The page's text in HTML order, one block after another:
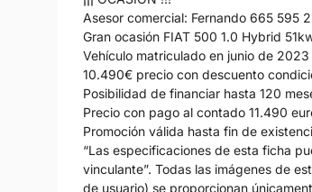
Asesor comercial: Fernando 665 595
Gran ocasión FIAT 500 1.0 Hybrid
Vehículo matriculado en junio de
10.490€ precio con descuento
Posibilidad de financiar hasta 120
Precio con pago al contado 11.490
Promoción válida hasta fin de
“Las especificaciones de esta ficha
vinculante”. Todas las imágenes de
de usuario) se proporcionan